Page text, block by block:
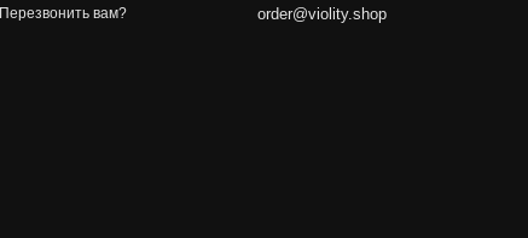
Перезвонить вам?
order@violity.shop